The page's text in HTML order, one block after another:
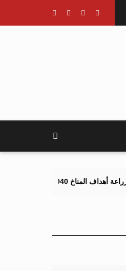
و2050؟